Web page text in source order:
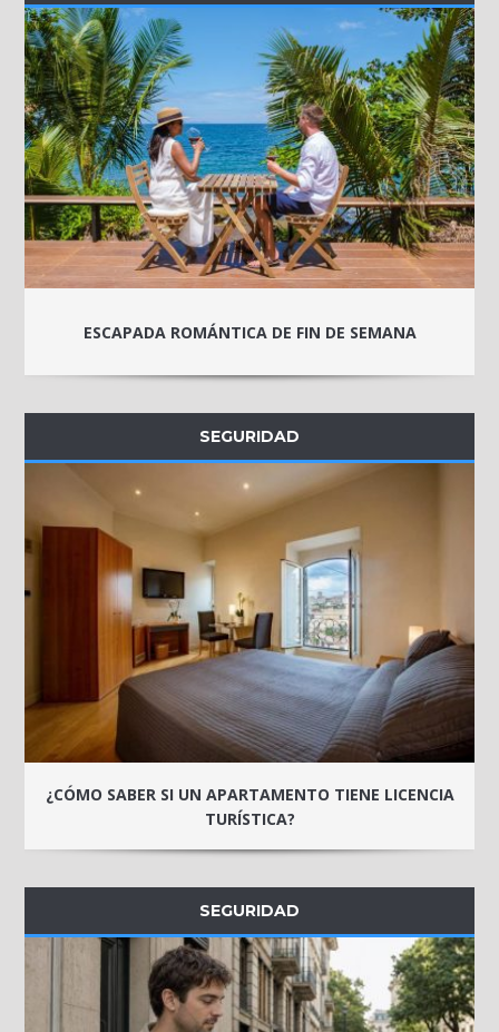
ESCAPADA ROMÁNTICA DE FIN DE SEMANA
SEGURIDAD
¿CÓMO SABER SI UN APARTAMENTO TIENE LICENCIA
TURÍSTICA?
SEGURIDAD